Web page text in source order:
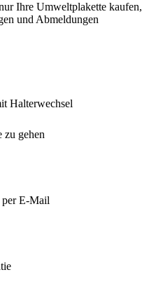
Ihre Umweltplakette kaufen,
und Abmeldungen
Halterwechsel
zu gehen
per E-Mail